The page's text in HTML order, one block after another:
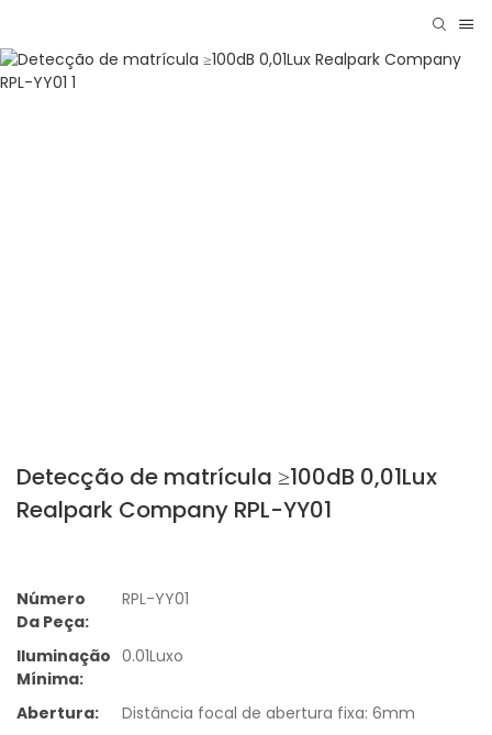
Detecção de matrícula ≥100dB 0,01Lux
Realpark Company RPL-YY01
Número
Da Peça:
RPL-YY01
Iluminação
Mínima:
0.01Luxo
Abertura:
Distância focal de abertura fixa: 6mm